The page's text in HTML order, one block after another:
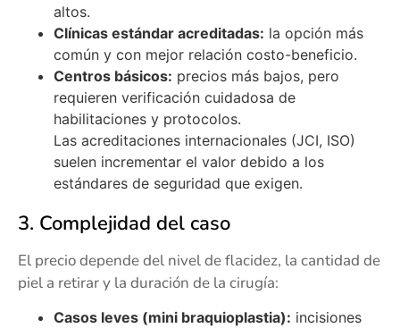
altos.
Clínicas estándar acreditadas: la opción más
común y con mejor relación costo-beneficio.
Centros básicos: precios más bajos, pero
requieren verificación cuidadosa de
habilitaciones y protocolos.
Las acreditaciones internacionales (JCI, ISO)
suelen incrementar el valor debido a los
estándares de seguridad que exigen.
3. Complejidad del caso
El precio depende del nivel de flacidez, la cantidad de
piel a retirar y la duración de la cirugía:
Casos leves (mini braquioplastia): incisiones